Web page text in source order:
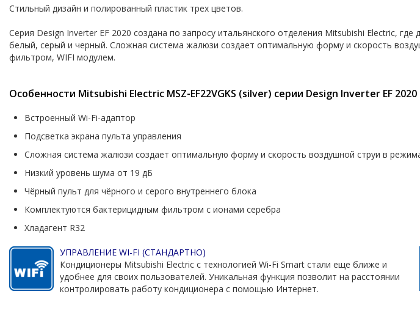
Стильный дизайн и полированный пластик трех цветов.
Серия Design Inverter EF 2020 создана по запросу итальянского отделения Mitsubishi Electric,
белый, серый и черный. Сложная система жалюзи создает оптимальную форму и скорость
фильтром, WIFI модулем.
Особенности Mitsubishi Electric MSZ-EF22VGKS (silver) серии Design Inverter EF 2020
Встроенный Wi-Fi-адаптор
Подсветка экрана пульта управления
Сложная система жалюзи создает оптимальную форму и скорость воздушной струи в
Низкий уровень шума от 19 дБ
Чёрный пульт для чёрного и серого внутреннего блока
Комплектуются бактерицидным фильтром с ионами серебра
Хладагент R32
УПРАВЛЕНИЕ WI-FI (СТАНДАРТНО)
Кондиционеры Mitsubishi Electric с технологией Wi-Fi Smart стали еще ближе и
удобнее для своих пользователей. Уникальная функция позволит на расстоянии
контролировать работу кондиционера с помощью Интернет.